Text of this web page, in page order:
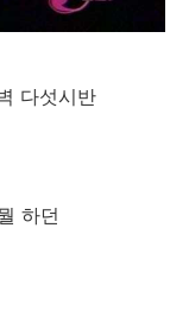
다섯시반
하던